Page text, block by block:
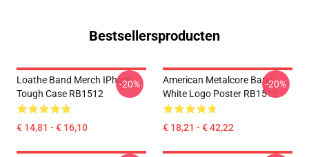
Bestsellersproducten
Loathe Band Merch IPhone
Tough Case RB1512
€ 14,81 - € 16,10
-20%
American Metalcore Band
White Logo Poster RB1512
€ 18,21 - € 42,22
-20%